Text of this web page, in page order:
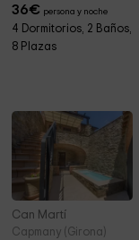
36€ persona y noche
4 Dormitorios, 2 Baños,
8 Plazas
Can Martí
Capmany (Girona)